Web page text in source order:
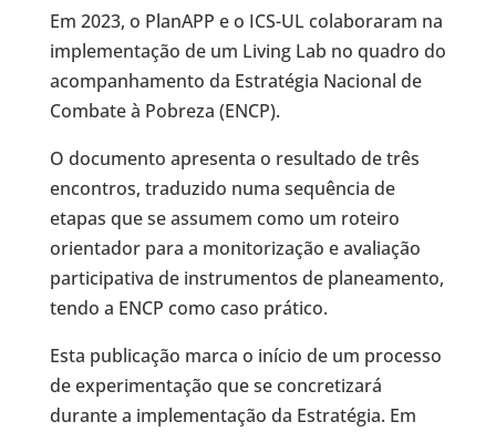
Em 2023, o PlanAPP e o ICS-UL colaboraram na
implementação de um Living Lab no quadro do
acompanhamento da Estratégia Nacional de
Combate à Pobreza (ENCP).
O documento apresenta o resultado de três
encontros, traduzido numa sequência de
etapas que se assumem como um roteiro
orientador para a monitorização e avaliação
participativa de instrumentos de planeamento,
tendo a ENCP como caso prático.
Esta publicação marca o início de um processo
de experimentação que se concretizará
durante a implementação da Estratégia. Em